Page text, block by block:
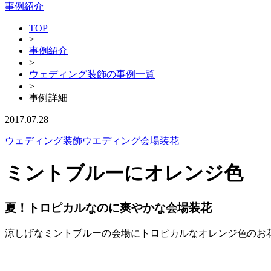
事例紹介
TOP
>
事例紹介
>
ウェディング装飾の事例一覧
>
事例詳細
2017.07.28
ウェディング装飾ウエディング会場装花
ミントブルーにオレンジ色
夏！トロピカルなのに爽やかな会場装花
涼しげなミントブルーの会場にトロピカルなオレンジ色のお